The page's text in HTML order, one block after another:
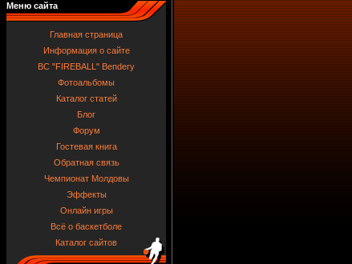
Меню сайта
Главная страница
Информация о сайте
BC "FIREBALL" Bendery
Фотоальбомы
Каталог статей
Блог
Форум
Гостевая книга
Обратная связь
Чемпионат Молдовы
Эффекты
Онлайн игры
Всё о баскетболе
Каталог сайтов